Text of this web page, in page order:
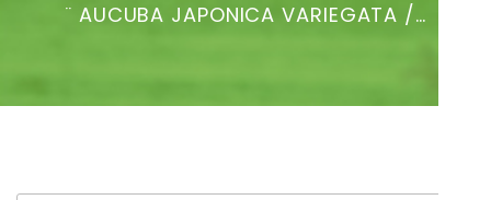
¨ AUCUBA JAPONICA VARIEGATA /…